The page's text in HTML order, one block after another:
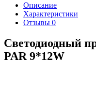
Описание
Характеристики
Отзывы 0
Светодиодный
PAR 9*12W